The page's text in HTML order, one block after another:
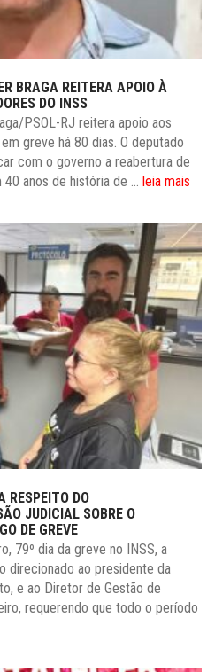
BRAGA REITERA APOIO À
DO INSS
PSOL-RJ reitera apoio aos
greve há 80 dias. O deputado
com o governo a reabertura de
anos de história de ... leia mais
RESPEITO DO
JUDICIAL SOBRE O
DE GREVE
79º dia da greve no INSS, a
direcionado ao presidente da
e ao Diretor de Gestão de
requerendo que todo o período